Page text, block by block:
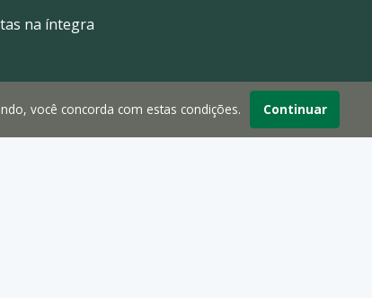
na íntegra
você concorda com estas condições. Continuar